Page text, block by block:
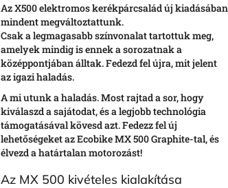
Az X500 elektromos kerékpárcsalád új kiadásában
mindent megváltoztattunk.
Csak a legmagasabb színvonalat tartottuk meg,
amelyek mindig is ennek a sorozatnak a
középpontjában álltak. Fedezd fel újra, mit jelent
az igazi haladás.
A mi utunk a haladás. Most rajtad a sor, hogy
kiválaszd a sajátodat, és a legjobb technológia
támogatásával kövesd azt. Fedezz fel új
lehetőségeket az Ecobike MX 500 Graphite-tal, és
élvezd a határtalan motorozást!
Az MX 500 kivételes kialakítása